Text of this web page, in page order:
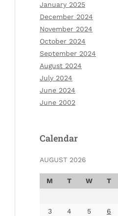
January 2025
December 2024
November 2024
October 2024
September 2024
August 2024
July 2024
June 2024
June 2002
Calendar
AUGUST 2026
M T W T
3
4 5 6